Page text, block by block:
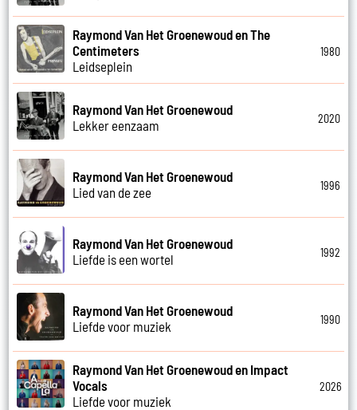
Raymond Van Het Groenewoud en The
Centimeters
Leidseplein
1980
Raymond Van Het Groenewoud
Lekker eenzaam
2020
Raymond Van Het Groenewoud
Lied van de zee
1996
Raymond Van Het Groenewoud
Liefde is een wortel
1992
Raymond Van Het Groenewoud
Liefde voor muziek
1990
Raymond Van Het Groenewoud en Impact
Vocals
Liefde voor muziek
2026